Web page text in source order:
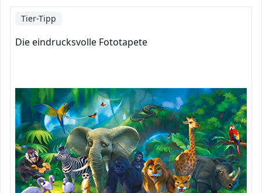
Tier-Tipp
Die eindrucksvolle Fototapete